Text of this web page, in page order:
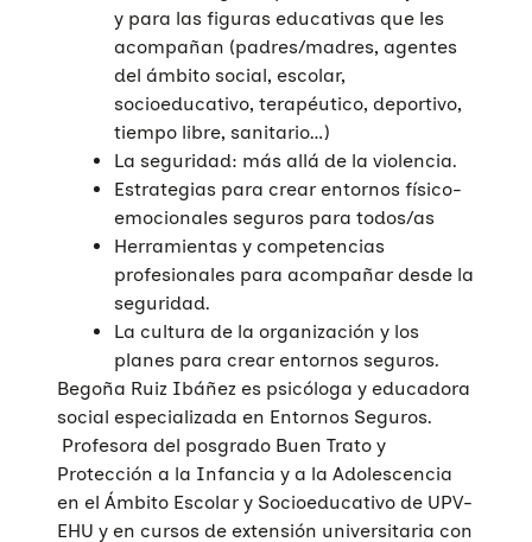
y para las figuras educativas que les
acompañan (padres/madres, agentes
del ámbito social, escolar,
socioeducativo, terapéutico, deportivo,
tiempo libre, sanitario…)
La seguridad: más allá de la violencia.
Estrategias para crear entornos físico-
emocionales seguros para todos/as
Herramientas y competencias
profesionales para acompañar desde la
seguridad.
La cultura de la organización y los
planes para crear entornos seguros.
Begoña Ruiz Ibáñez es psicóloga y educadora
social especializada en Entornos Seguros.
Profesora del posgrado Buen Trato y
Protección a la Infancia y a la Adolescencia
en el Ámbito Escolar y Socioeducativo de UPV-
EHU y en cursos de extensión universitaria con